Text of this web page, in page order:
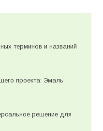
терминов и названий
проекта: Эмаль
решение для